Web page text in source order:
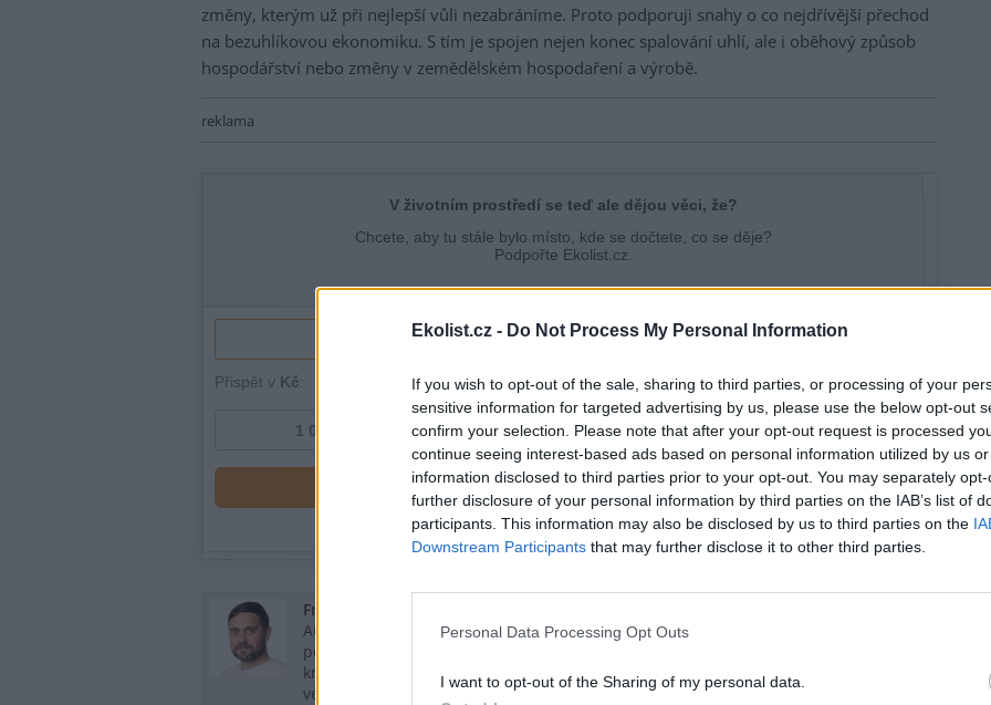
Ekolist.cz - Do Not Process My Personal Information
If you wish to opt-out of the sale, sharing to third parties, or processing of your
sensitive information for targeted advertising by us, please use the below opt-out
confirm your selection. Please note that after your opt-out request is processed
continue seeing interest-based ads based on personal information utilized by us
information disclosed to third parties prior to your opt-out. You may separately
further disclosure of your personal information by third parties on the IAB’s list of
participants. This information may also be disclosed by us to third parties on the
Downstream Participants that may further disclose it to other third parties.
Personal Data Processing Opt Outs
I want to opt-out of the Sharing of my personal data.
změny, kterým už při nejlepší vůli nezabráníme. Proto podporuji snahy o co nejdřívější přechod
na bezuhlíkovou ekonomiku. S tím je spojen nejen konec spalování uhlí, ale i oběhový způsob
hospodářství nebo změny v zemědělském hospodaření a výrobě.
reklama
František Elfmark
Autor je pirátským
poslancem PSP ČR za Zlínský
kraj a místopředseda Pirátů
ve Zlínském kraji.